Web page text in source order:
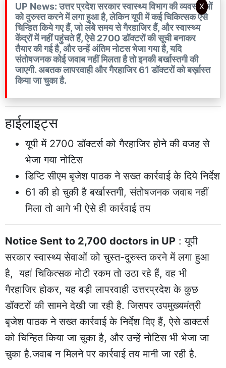
UP News: उत्तर प्रदेश सरकार स्वास्थ्य विभाग की व्यवस्थाओं
को दुरुस्त करने में लगा हुआ है, लेकिन यूपी में कई चिकित्सक ऐसे
चिन्हित किये गए हैं, जो लंबे समय से गैरहाजिर हैं, और स्वास्थ्य
केंद्रों में नहीं पहुंचते हैं, ऐसे 2700 डॉक्टरों की सूची बनाकर
तैयार की गई है, और उन्हें अंतिम नोटस भेजा गया है, यदि
संतोषजनक कोई जवाब नहीं मिलता है तो इनकी बर्खास्तगी की
जाएगी. अबतक लापरवाही और गैरहाजिर 61 डॉक्टरों को बर्ख़ास्त
किया जा चुका है.
हाईलाइट्स
यूपी में 2700 डॉक्टर्स को गैरहाजिर होने की वजह से
भेजा गया नोटिस
डिप्टि सीएम बृजेश पाठक ने सख्त कार्रवाई के दिये निर्देश
61 की हो चुकी है बर्खास्तगी, संतोषजनक जवाब नहीं
मिला तो आगे भी ऐसे ही कार्रवाई तय
Notice Sent to 2,700 doctors in UP : यूपी
सरकार स्वास्थ्य सेवाओं को चुस्त-दुरुस्त करने में लगा हुआ
है, यहां चिकित्सक मोटी रकम तो उठा रहे हैं, वह भी
गैरहाजिर होकर, यह बड़ी लापरवाही उत्तरप्रदेश के कुछ
डॉक्टरों की सामने देखी जा रही है. जिसपर उपमुख्यमंत्री
बृजेश पाठक ने सख्त कार्रवाई के निर्देश दिए हैं, ऐसे डाक्टर्स
को चिन्हित किया जा चुका है, और उन्हें नोटिस भी भेजा जा
चुका है.जवाब न मिलने पर कार्रवाई तय मानी जा रही है.
X